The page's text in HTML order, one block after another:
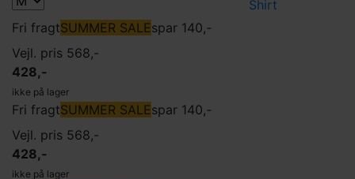
Fri fragtSUMMER SALEspar 140,-
Vejl. pris 568,-
428,-
ikke på lager
Fri fragtSUMMER SALEspar 140,-
Vejl. pris 568,-
428,-
ikke på lager